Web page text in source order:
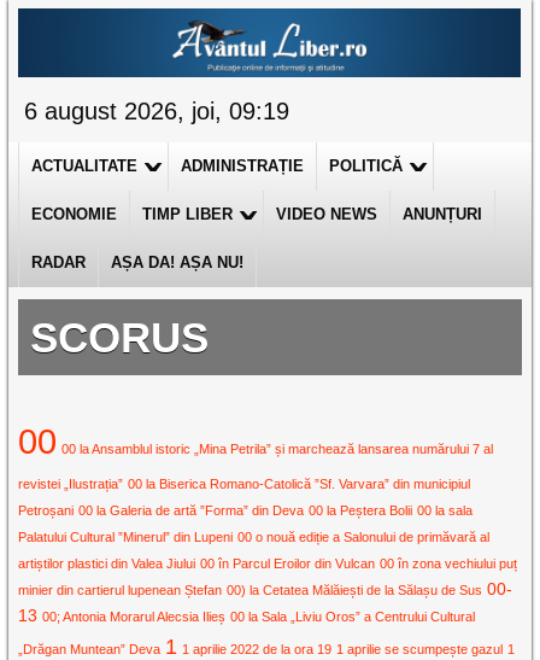
6 august 2026, joi, 09:19
ACTUALITATE ADMINISTRAȚIE POLITICĂ
ECONOMIE TIMP LIBER VIDEO NEWS ANUNȚURI
RADAR AȘA DA! AȘA NU!
SCORUS
00 00 la Ansamblul istoric „Mina Petrila” și marchează lansarea numărului 7 al
revistei „Ilustrația” 00 la Biserica Romano-Catolică ”Sf. Varvara” din municipiul
Petroșani 00 la Galeria de artă ”Forma” din Deva 00 la Peștera Bolii 00 la sala
Palatului Cultural ”Minerul” din Lupeni 00 o nouă ediție a Salonului de primăvară al
artiștilor plastici din Valea Jiului 00 în Parcul Eroilor din Vulcan 00 în zona vechiului puț
minier din cartierul lupenean Ștefan 00) la Cetatea Mălăiești de la Sălașu de Sus 00-
13 00; Antonia Morarul Alecsia Ilieș 00 la Sala „Liviu Oros” a Centrului Cultural
„Drăgan Muntean” Deva 1 1 aprilie 2022 de la ora 19 1 aprilie se scumpește gazul 1